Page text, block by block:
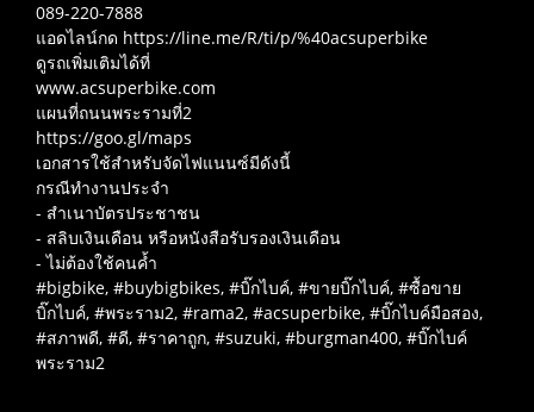
089-220-7888
แอดไลน์กด https://line.me/R/ti/p/%40acsuperbike
ดูรถเพิ่มเติมได้ที่
www.acsuperbike.com
แผนที่ถนนพระรามที่2
https://goo.gl/maps
เอกสารใช้สำหรับจัดไฟแนนซ์มีดังนี้
กรณีทำงานประจำ
- สำเนาบัตรประชาชน
- สลิบเงินเดือน หรือหนังสือรับรองเงินเดือน
- ไม่ต้องใช้คนค้ำ
#bigbike, #buybigbikes, #บิ๊กไบค์, #ขายบิ๊กไบค์, #ซื้อขาย
บิ๊กไบค์, #พระราม2, #rama2, #acsuperbike, #บิ๊กไบค์มือสอง,
#สภาพดี, #ดี, #ราคาถูก, #suzuki, #burgman400, #บิ๊กไบค์
พระราม2